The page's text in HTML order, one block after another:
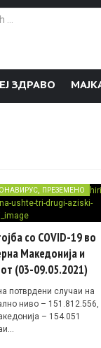
ЗДРАВО
, ПРЕЗЕМЕНО
со COVID-19 во
Македонија и
(03-09.05.2021)
потврдени случаи на
ниво – 151.812.556,
– 154.051